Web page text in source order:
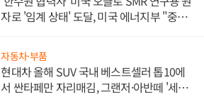
자로 '임계 상태' 도달, 미국 에너지부 "중요
자동차·부품
현대차 올해 SUV 국내 베스트셀러 톱10에
서 싼타페만 자리매김, 그랜저·아반떼 '세단